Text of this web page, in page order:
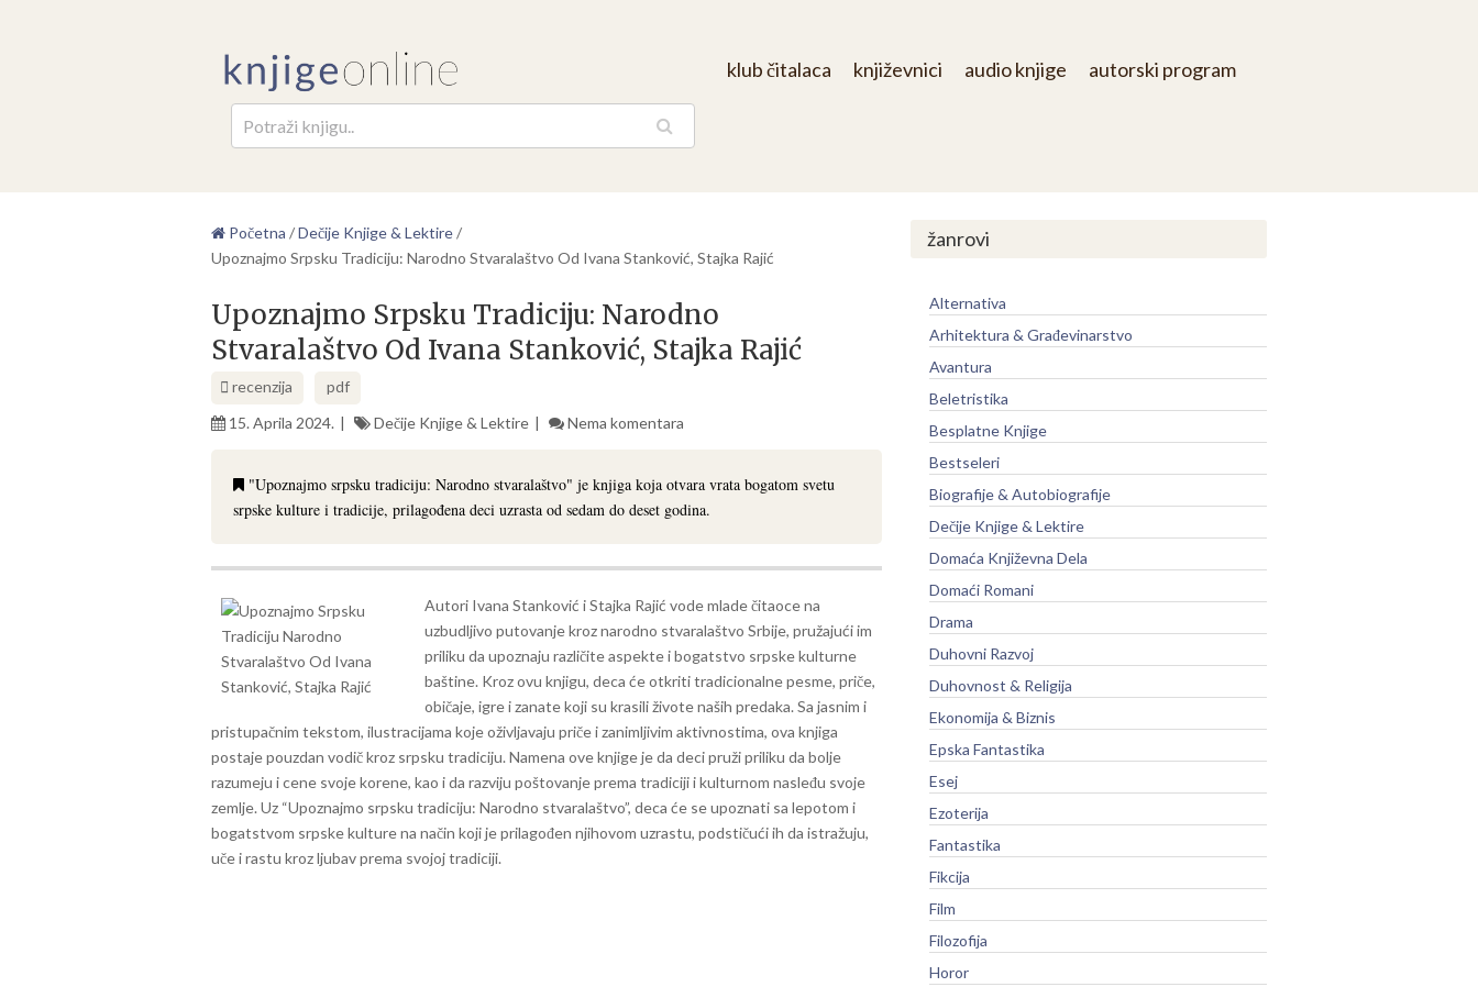
klub čitalaca književnici audio knjige autorski program
Početna /Dečije Knjige & Lektire/
Upoznajmo Srpsku Tradiciju: Narodno Stvaralaštvo Od Ivana Stanković, Stajka Rajić
Upoznajmo Srpsku Tradiciju: Narodno
Stvaralaštvo Od Ivana Stanković, Stajka Rajić
recenzija
pdf
15. Aprila 2024.
Dečije Knjige & Lektire Nema komentara
"Upoznajmo srpsku tradiciju: Narodno stvaralaštvo" je knjiga koja otvara vrata bogatom svetu
srpske kulture i tradicije, prilagođena deci uzrasta od sedam do deset godina.
Autori Ivana Stanković i Stajka Rajić vode mlade čitaoce na
uzbudljivo putovanje kroz narodno stvaralaštvo Srbije, pružajući im
priliku da upoznaju različite aspekte i bogatstvo srpske kulturne
baštine. Kroz ovu knjigu, deca će otkriti tradicionalne pesme, priče,
običaje, igre i zanate koji su krasili živote naših predaka. Sa jasnim i
pristupačnim tekstom, ilustracijama koje oživljavaju priče i zanimljivim aktivnostima, ova knjiga
postaje pouzdan vodič kroz srpsku tradiciju. Namena ove knjige je da deci pruži priliku da bolje
razumeju i cene svoje korene, kao i da razviju poštovanje prema tradiciji i kulturnom nasleđu svoje
zemlje. Uz “Upoznajmo srpsku tradiciju: Narodno stvaralaštvo”, deca će se upoznati sa lepotom i
bogatstvom srpske kulture na način koji je prilagođen njihovom uzrastu, podstičući ih da istražuju,
uče i rastu kroz ljubav prema svojoj tradiciji.
žanrovi
Alternativa
Arhitektura & Građevinarstvo
Avantura
Beletristika
Besplatne Knjige
Bestseleri
Biografije & Autobiografije
Dečije Knjige & Lektire
Domaća Književna Dela
Domaći Romani
Drama
Duhovni Razvoj
Duhovnost & Religija
Ekonomija & Biznis
Epska Fantastika
Esej
Ezoterija
Fantastika
Fikcija
Film
Filozofija
Horor